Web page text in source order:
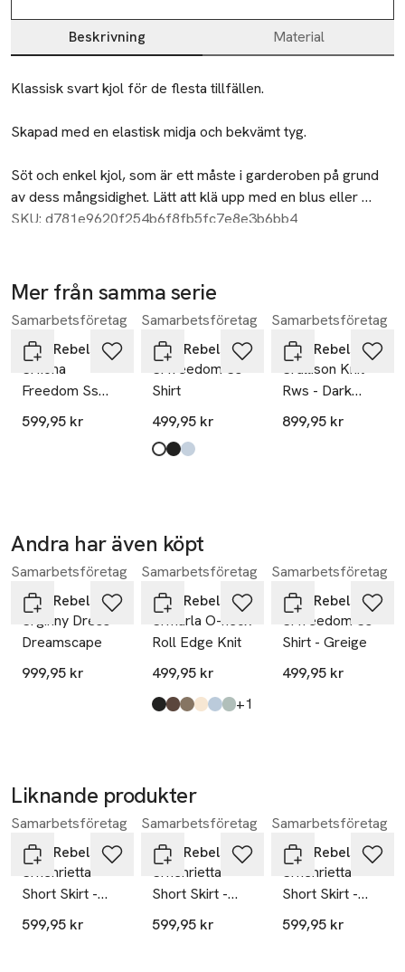
Beskrivning Material
Beskrivning
Klassisk svart kjol för de flesta tillfällen.
Skapad med en elastisk midja och bekvämt tyg.
Söt och enkel kjol, som är ett måste i garderoben på grund
av dess mångsidighet. Lätt att klä upp med en blus eller
kavaj.
Modellen bär storlek S.
- Stickat
- Elastisk midja
LENZING™ och ECOVERO™ är varumärken som tillhör
Lenzing AG
Kvalitet: 80% Viskos (LENZING™ ECOVERO)™ 20% Polyamid
SKU: d781e9620f254b6f8fb5fc7e8e3b6bb4
Mer från samma serie
Hoppa över bildspelet
Samarbetsföretag
Soft Rebels
Srfiona
Freedom Ss
Shirt -
Dreamscape
599,95 kr
Samarbetsföretag
Soft Rebels
Srfreedom Ss
Shirt
499,95 kr
Produkten finns i färgerna:
snow white
black,
cashmere blue
Samarbetsföretag
Soft Rebels
Srallison Knit -
Rws - Dark
Grey Melange
899,95 kr
Andra har även köpt
Hoppa över bildspelet
Samarbetsföretag
Soft Rebels
Srginny Dress -
Dreamscape
999,95 kr
Samarbetsföretag
Soft Rebels
Srmarla O-neck
Roll Edge Knit
499,95 kr
Produkten finns i färgerna:
black,
coffee quartz melange
greige,
arctic wolf,
windsurfer melange
abyss melange ,
+1
Samarbetsföretag
Soft Rebels
Srfreedom Ss
Shirt - Greige
499,95 kr
Liknande produkter
Hoppa över bildspelet
Samarbetsföretag
Soft Rebels
Srhenrietta
Short Skirt -
Greige
599,95 kr
Samarbetsföretag
Soft Rebels
Srhenrietta
Short Skirt -
Total Eclipse
599,95 kr
Samarbetsföretag
Soft Rebels
Srhenrietta
Short Skirt -
Coffee Bean
599,95 kr